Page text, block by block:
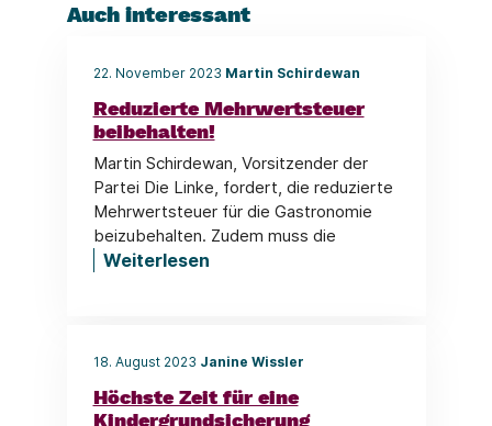
Auch interessant
22. November 2023 Martin Schirdewan
Reduzierte Mehrwertsteuer
beibehalten!
Martin Schirdewan, Vorsitzender der
Partei Die Linke, fordert, die reduzierte
Mehrwertsteuer für die Gastronomie
beizubehalten. Zudem muss die
Weiterlesen
18. August 2023 Janine Wissler
Höchste Zeit für eine
Kindergrundsicherung